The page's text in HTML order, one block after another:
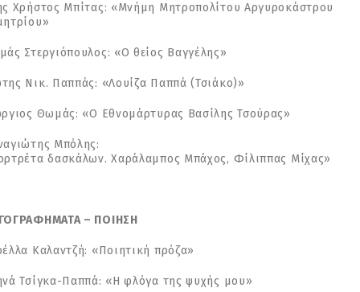
Χρήστος Μπίτας: «Μνήμη Μητροπολίτου Αργυροκάστρου
Στεργιόπουλος: «Ο θείος Βαγγέλης»
Νικ. Παππάς: «Λουίζα Παππά (Τσιάκο)»
Θωμάς: «Ο Εθνομάρτυρας Βασίλης Τσούρας»
Μπόλης:
δασκάλων. Χαράλαμπος Μπάχος, Φίλιππας Μίχας»
– ΠΟΙΗΣΗ
Καλαντζή: «Ποιητική πρόζα»
Τσίγκα-Παππά: «Η φλόγα της ψυχής μου»